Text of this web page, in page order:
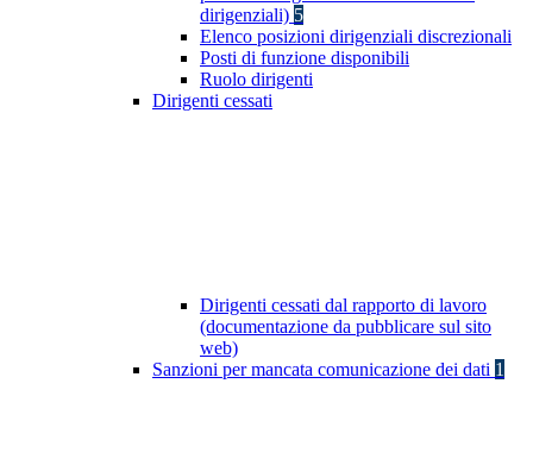
dirigenziali) 5
Elenco posizioni dirigenziali discrezionali
Posti di funzione disponibili
Ruolo dirigenti
Dirigenti cessati
Dirigenti cessati dal rapporto di lavoro
(documentazione da pubblicare sul sito
web)
Sanzioni per mancata comunicazione dei dati 1